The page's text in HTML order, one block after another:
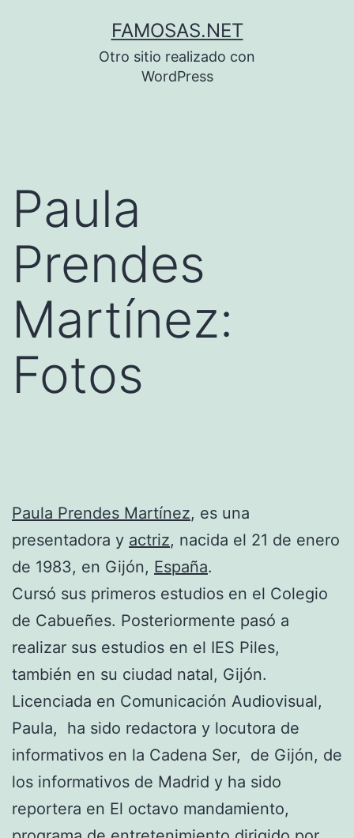
FAMOSAS.NET
Otro sitio realizado con
WordPress
Paula
Prendes
Martínez:
Fotos
Paula Prendes Martínez, es una
presentadora y actriz, nacida el 21 de enero
de 1983, en Gijón, España.
Cursó sus primeros estudios en el Colegio
de Cabueñes. Posteriormente pasó a
realizar sus estudios en el IES Piles,
también en su ciudad natal, Gijón.
Licenciada en Comunicación Audiovisual,
Paula, ha sido redactora y locutora de
informativos en la Cadena Ser, de Gijón, de
los informativos de Madrid y ha sido
reportera en El octavo mandamiento,